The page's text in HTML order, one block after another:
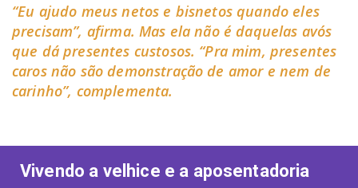
“Eu ajudo meus netos e bisnetos quando eles
precisam”, afirma. Mas ela não é daquelas avós
que dá presentes custosos. “Pra mim, presentes
caros não são demonstração de amor e nem de
carinho”, complementa.
Vivendo a velhice e a aposentadoria